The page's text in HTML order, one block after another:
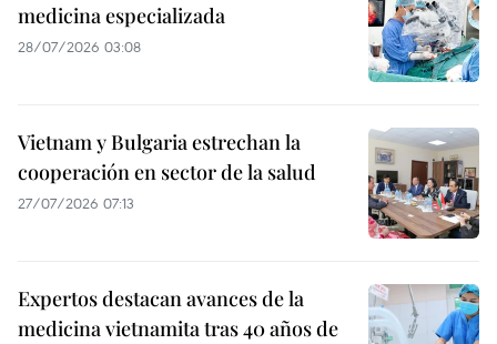
medicina especializada
28/07/2026 03:08
Vietnam y Bulgaria estrechan la
cooperación en sector de la salud
27/07/2026 07:13
Expertos destacan avances de la
medicina vietnamita tras 40 años de